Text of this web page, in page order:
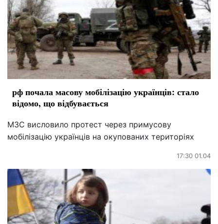
рф почала масову мобілізацію українців: стало
відомо, що відбувається
МЗС висловило протест через примусову
мобілізацію українців на окупованих територіях
17:30 01.04